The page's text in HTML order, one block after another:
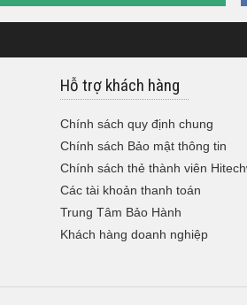
Hỗ trợ khách hàng
Chính sách quy định chung
Chính sách Bảo mật thông tin
Chính sách thẻ thành viên
Các tài khoản thanh toán
Trung Tâm Bảo Hành
Khách hàng doanh nghiệp